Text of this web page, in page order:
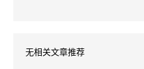
无相关文章推荐